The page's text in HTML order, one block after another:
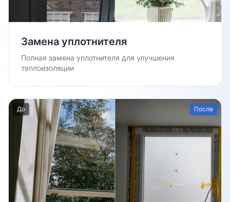
Замена уплотнителя
Полная замена уплотнителя для улучшения
теплоизоляции
До После